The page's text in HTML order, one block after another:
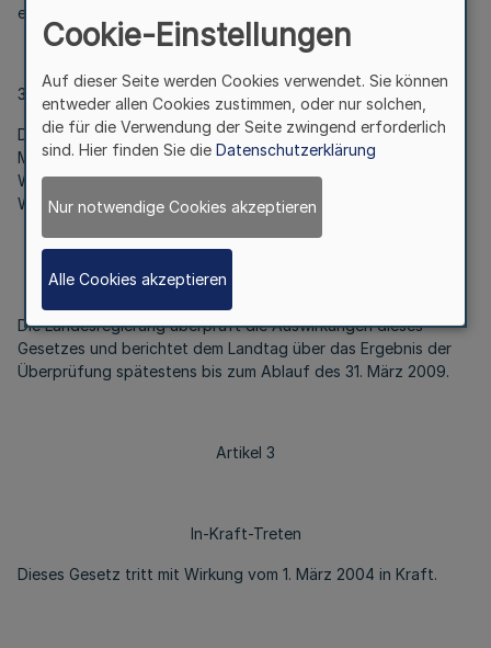
ersetzt.
3. § 8 Abs. 5 Satz 2 wird wie folgt geändert:
Die Wörter der Ministerpräsidentin oder des
Ministerpräsidenten“ werden durch die Wörter der für die
Wissenschaft zuständigen Ministerin oder des für die
Wissenschaft zuständigen Ministers“ ersetzt.
Artikel 2
Die Landesregierung überprüft die Auswirkungen dieses
Gesetzes und berichtet dem Landtag über das Ergebnis der
Überprüfung spätestens bis zum Ablauf des 31. März 2009.
Artikel 3
In-Kraft-Treten
Dieses Gesetz tritt mit Wirkung vom 1. März 2004 in Kraft.
Cookie-Einstellungen
Auf dieser Seite werden Cookies verwendet. Sie können
entweder allen Cookies zustimmen, oder nur solchen,
die für die Verwendung der Seite zwingend erforderlich
sind. Hier finden Sie die Datenschutzerklärung
Nur notwendige Cookies akzeptieren
Alle Cookies akzeptieren